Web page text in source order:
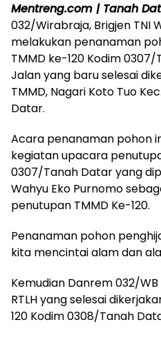
Mentreng.com | Tanah
032/Wirabraja, Brigjen TNI
melakukan penanaman
TMMD ke-120 Kodim
Jalan yang baru selesai
TMMD, Nagari Koto Tuo
Datar.
Acara penanaman pohon
kegiatan upacara
0307/Tanah Datar yang
Wahyu Eko Purnomo
penutupan TMMD Ke-120.
Penanaman pohon
kita mencintai alam dan
Kemudian Danrem 032/
RTLH yang selesai
120 Kodim 0308/Tanah